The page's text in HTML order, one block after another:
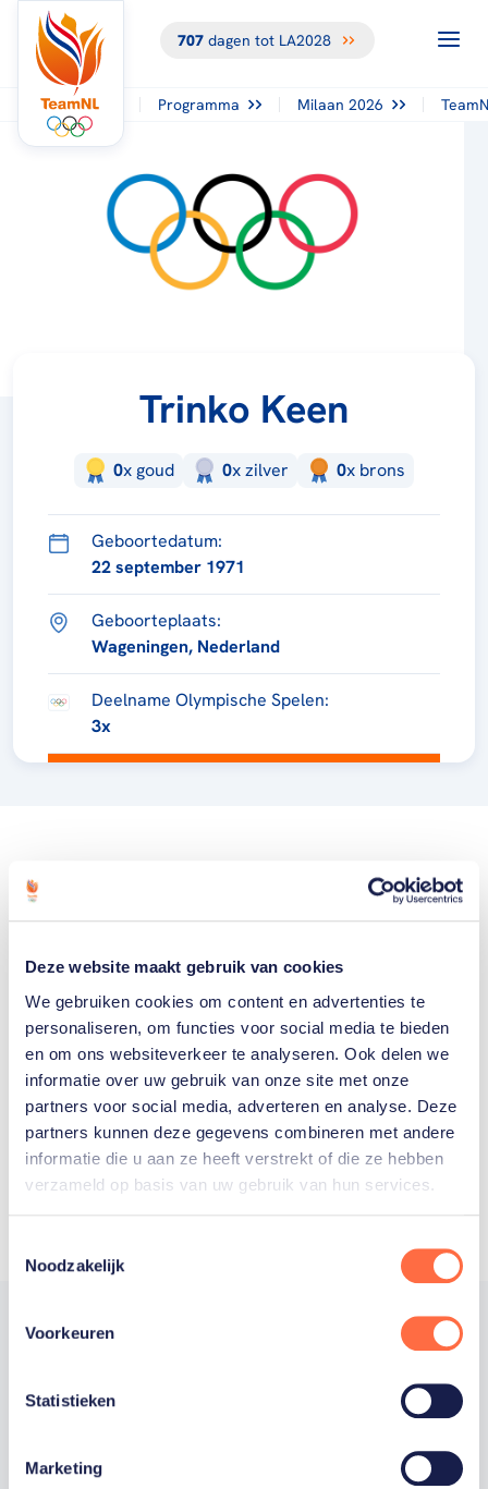
Deze website maakt gebruik van cookies
We gebruiken cookies om content en advertenties te
personaliseren, om functies voor social media te bieden
en om ons websiteverkeer te analyseren. Ook delen we
informatie over uw gebruik van onze site met onze
partners voor social media, adverteren en analyse. Deze
partners kunnen deze gegevens combineren met andere
informatie die u aan ze heeft verstrekt of die ze hebben
verzameld op basis van uw gebruik van hun services.
Noodzakelijk
Voorkeuren
Statistieken
Marketing
707dagen tot LA2028
Programma Milaan 2026
Trinko Keen
0x goud 0xzilver 0x brons
Geboortedatum:
22 september 1971
Geboorteplaats:
Wageningen, Nederland
Deelname Olympische Spelen:
3x
Welke Nederlanders hebben er
ooit meegedaan aan de
Olympische Spelen?
Trotse hoofdsponsor
Staatsloterij is trotse hoofdsponsor van